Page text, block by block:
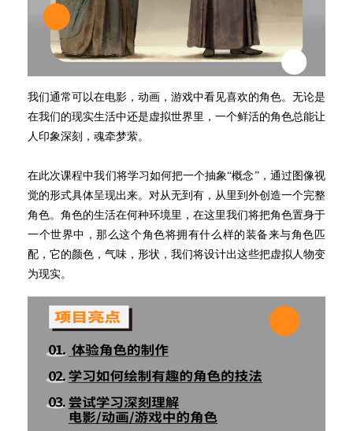
我们通常可以在电影，动画，游戏中看见喜欢的角色。无论是
在我们的现实生活中还是虚拟世界里，一个鲜活的角色总能让
人印象深刻，魂牵梦萦。
在此次课程中我们将学习如何把一个抽象“概念”，通过图像视
觉的形式具体呈现出来。对从无到有，从里到外创造一个完整
角色。角色的生活在何种环境里，在这里我们将把角色置身于
一个世界中，那么这个角色将拥有什么样的装备来与角色匹
配，它的颜色，气味，形状，我们将设计出这些把虚拟人物变
为现实。